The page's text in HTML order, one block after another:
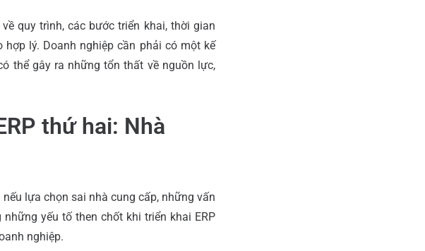
quy trình, các bước triển khai, thời gian
lý. Doanh nghiệp cần phải có một kế
thể gây ra những tổn thất về nguồn lực,
thứ hai: Nhà
lựa chọn sai nhà cung cấp, những vấn
yếu tố then chốt khi triển khai ERP
nghiệp.